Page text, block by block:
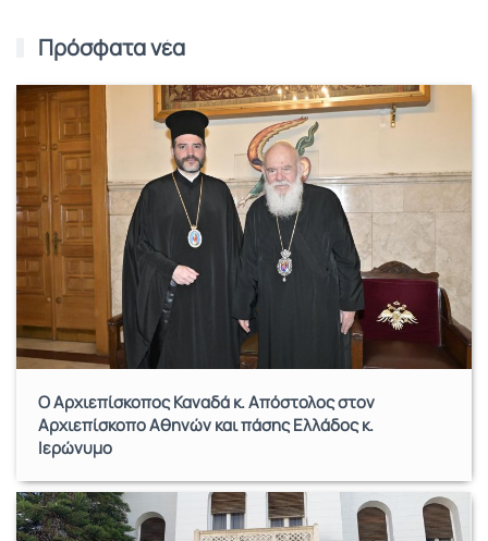
Πρόσφατα νέα
Ο Αρχιεπίσκοπος Καναδά κ. Απόστολος στον
Αρχιεπίσκοπο Αθηνών και πάσης Ελλάδος κ.
Ιερώνυμο